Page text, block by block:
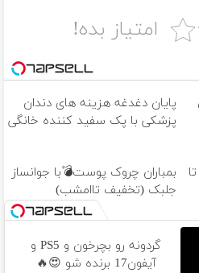
امتیاز بده!
پایان دغدغه هزینه های دندان
پزشکی با پک سفید کننده خانگی
گردونه شانس بدون پوچ از PS5 تا
بمباران چروک پوست💣با جوانساز
جلبک (تخفیف تاامشب)
گردونه رو بچرخون و PS5 و
آیفون17 برنده شو 😍🔥